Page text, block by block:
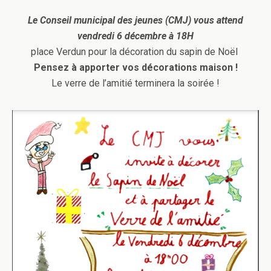
Le Conseil municipal des jeunes (CMJ) vous attend
vendredi 6 décembre à 18H
place Verdun pour la décoration du sapin de Noël
Pensez à apporter vos décorations maison !
Le verre de l’amitié terminera la soirée !